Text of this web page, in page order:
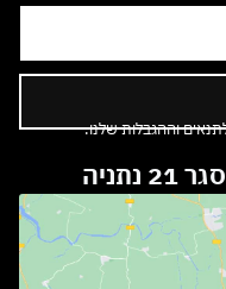
וההגבלות שלנו.